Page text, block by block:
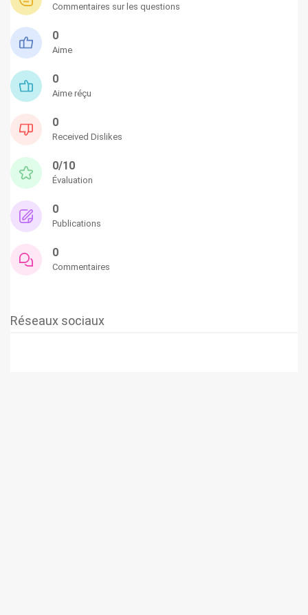
Commentaires sur les questions
0
Aime
0
Aime réçu
0
Received Dislikes
0/10
Évaluation
0
Publications
0
Commentaires
Réseaux sociaux